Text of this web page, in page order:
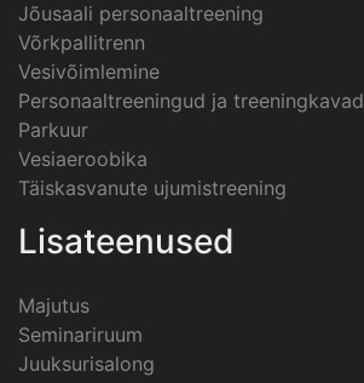
Jõusaali personaaltreening
Võrkpallitrenn
Vesivõimlemine
Personaaltreeningud ja treeningkavad
Parkuur
Vesiaeroobika
Täiskasvanute ujumistreening
Lisateenused
Majutus
Seminariruum
Juuksurisalong